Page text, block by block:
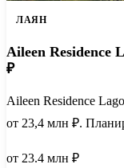
ЛАЯН
Aileen Residence
₽
Aileen Residence
от 23,4 млн ₽.
от 23.4 млн ₽